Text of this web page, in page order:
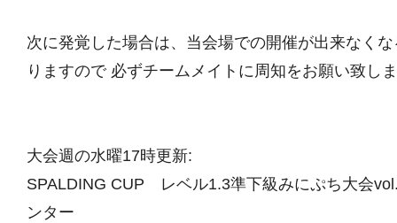
次に発覚した場合は、当会場での開催が出来なく
りますので 必ずチームメイトに周知をお願い致
大会週の水曜17時更新:
SPALDING CUP レベル1.3準下級みにぷち大会
ンター